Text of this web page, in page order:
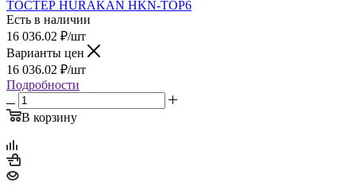
ТОСТЕР HURAKAN HKN-TOP6
Есть в наличии
16 036.02 ₽/шт
Варианты цен
16 036.02 ₽/шт
Подробности
В корзину